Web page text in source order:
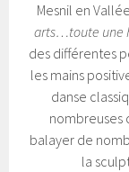
Mesnil en
arts…toute une
des différentes
les mains
danse
nombreuses
balayer de
la